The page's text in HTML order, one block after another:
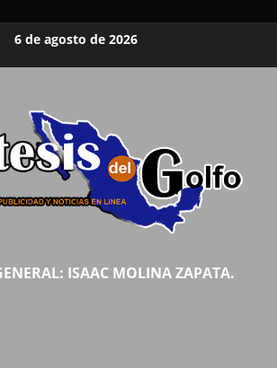
6 de agosto de 2026
ISAAC MOLINA ZAPATA.